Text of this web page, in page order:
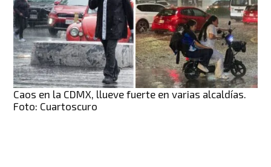
Caos en la CDMX, llueve fuerte en varias alcaldías.
Foto: Cuartoscuro